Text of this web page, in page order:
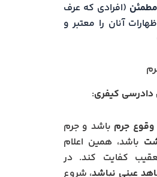
(افرادی که عرف
آنان را معتبر و
:
وقوع جرم باشد و جرم
باشد، همین اعلام
کفایت کند. در
عینی نباشد، شروع